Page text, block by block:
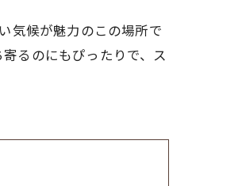
気候が魅力のこの場所で
るのにもぴったりで、ス